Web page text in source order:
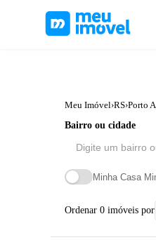
Meu Imóvel›RS›Porto
Bairro ou cidade
Minha Casa
Ordenar 0 imóveis por